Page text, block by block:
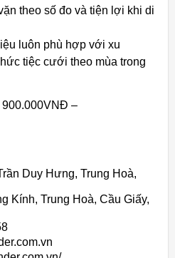
theo số đo và tiện lợi khi di
luôn phù hợp với xu
tiệc cưới theo mùa trong
–
Duy Hưng, Trung Hoà,
Kính, Trung Hoà, Cầu Giấy,